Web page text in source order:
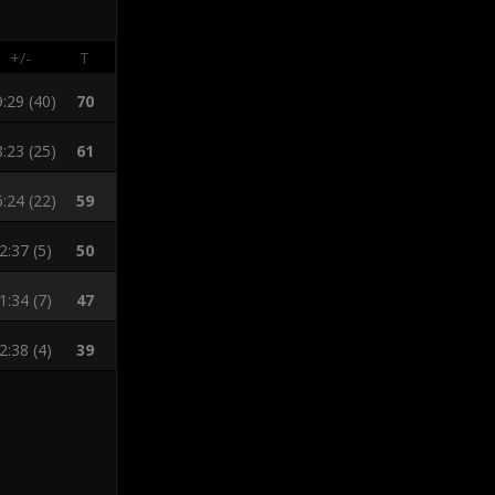
+/- Т
(40) 70
(25) 61
(22) 59
(5) 50
(7) 47
(4) 39